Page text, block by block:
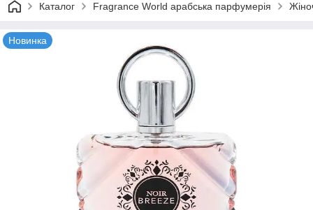
Каталог Fragrance World арабська парфумерія
Новинка